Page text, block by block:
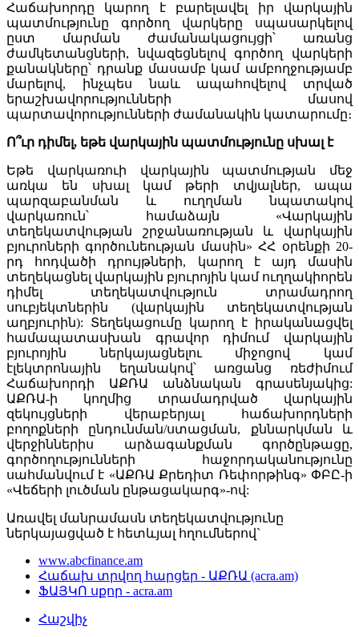
Հաճախորդը կարող է բարելավել իր վարկային
պատմությունը գործող վարկերը սպասարկելով
ըստ մարման ժամանակացույցի՝ առանց
ժամկետանցների, նվազեցնելով գործող վարկերի
քանակները՝ դրանք մասամբ կամ ամբողջությամբ
մարելով, ինչպես նաև ապահովելով տրված
երաշխավորությունների մասով
պարտավորությունների ժամանակին կատարումը։
Ո՞ւր դիմել, եթե վարկային պատմությունը սխալ է
Եթե վարկառուի վարկային պատմության մեջ
առկա են սխալ կամ թերի տվյալներ, ապա
պարզաբանման և ուղղման նպատակով
վարկառուն՝ համաձայն «Վարկային
տեղեկատվության շրջանառության և վարկային
բյուրոների գործունեության մասին» ՀՀ օրենքի 20-
րդ հոդվածի դրույթների, կարող է այդ մասին
տեղեկացնել վարկային բյուրոյին կամ ուղղակիորեն
դիմել տեղեկատվություն տրամադրող
սուբյեկտներին (վարկային տեղեկատվության
աղբյուրին): Տեղեկացումը կարող է իրականացվել
համապատասխան գրավոր դիմում վարկային
բյուրոյին ներկայացնելու միջոցով կամ
էլեկտրոնային եղանակով՝ առցանց ռեժիմում
Հաճախորդի ԱՔՌԱ անձնական գրասենյակից:
ԱՔՌԱ-ի կողմից տրամադրված վարկային
զեկույցների վերաբերյալ հաճախորդների
բողոքների ընդունման/ստացման, քննարկման և
վերջիններիս արձագանքման գործընթացը,
գործողությունների հաջորդականությունը
սահմանվում է «ԱՔՌԱ Քրեդիտ Ռեփորթինգ» ՓԲԸ-ի
«Վեճերի լուծման ընթացակարգ»-ով:
Առավել մանրամասն տեղեկատվությունը
ներկայացված է հետևյալ հղումներով`
www.abcfinance.am
Հաճախ տրվող հարցեր - ԱՔՌԱ (acra.am)
ՖԱՅԿՈ սքոր - acra.am
Հաշվիչ